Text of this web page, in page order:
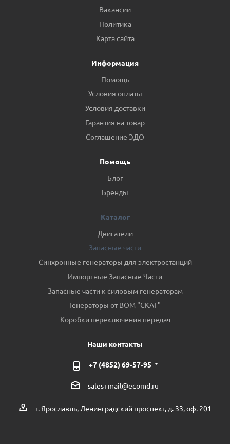
Вакансии
Политика
Карта сайта
Информация
Помощь
Условия оплаты
Условия доставки
Гарантия на товар
Соглашение ЭДО
Помощь
Блог
Бренды
Каталог
Двигатели
Запасные части
Синхронные генераторы для электростанций
Импортные Запасные Части
Запасные части к силовым генераторам
Генераторы от ВОМ "СКАТ"
Коробки переключения передач
Наши контакты
+7 (4852) 69-57-95
sales+mail@ecomd.ru
г. Ярославль, Ленинградский проспект, д. 33, оф. 201